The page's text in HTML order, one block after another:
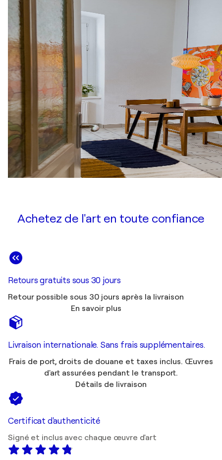
Achetez de l'art en toute confiance
Retours gratuits sous 30 jours
Retour possible sous 30 jours après la livraison
En savoir plus
Livraison internationale. Sans frais supplémentaires.
Frais de port, droits de douane et taxes inclus. Œuvres
d'art assurées pendant le transport.
Détails de livraison
Certificat d'authenticité
Signé et inclus avec chaque œuvre d'art